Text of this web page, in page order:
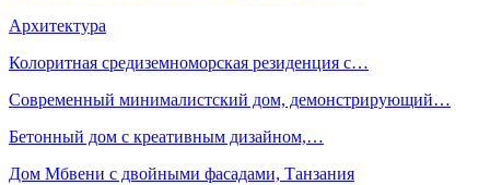
Архитектура
Колоритная средиземноморская резиденция с…
Современный минималистский дом, демонстрирующий…
Бетонный дом с креативным дизайном,…
Дом Мбвени с двойными фасадами, Танзания